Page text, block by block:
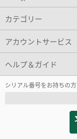
カテゴリー
アカウントサービス
ヘルプ＆ガイド
シリアル番号をお持ちの方